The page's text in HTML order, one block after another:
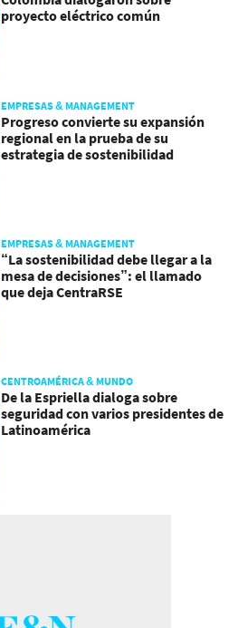
proyecto eléctrico común
EMPRESAS & MANAGEMENT
Progreso convierte su expansión
regional en la prueba de su
estrategia de sostenibilidad
EMPRESAS & MANAGEMENT
“La sostenibilidad debe llegar a la
mesa de decisiones”: el llamado
que deja CentraRSE
CENTROAMÉRICA & MUNDO
De la Espriella dialoga sobre
seguridad con varios presidentes de
Latinoamérica